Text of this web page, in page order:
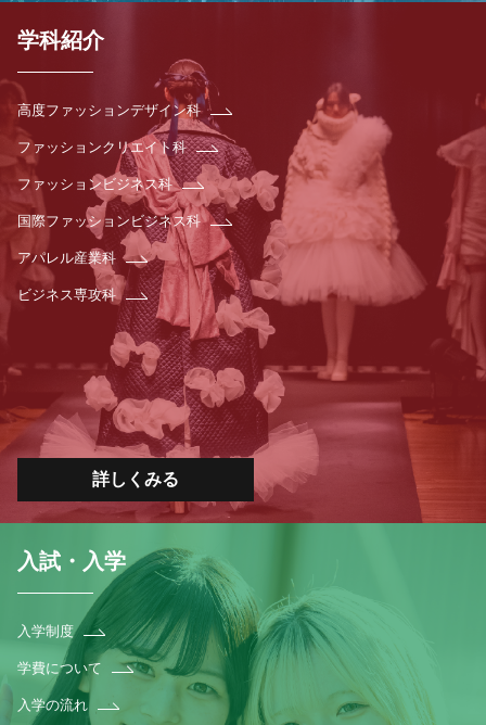
学科紹介
高度ファッションデザイン科
ファッションクリエイト科
ファッションビジネス科
国際ファッションビジネス科
アパレル産業科
ビジネス専攻科
詳しくみる
入試・入学
入学制度
学費について
入学の流れ